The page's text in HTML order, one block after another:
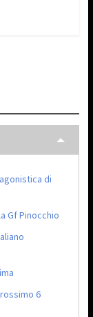
di
Gf Pinocchio
6